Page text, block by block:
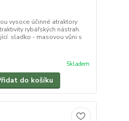
vysoce účinné atraktory
rybářských nástrah.
sladko - masovou vůni s
Skladem
do košíku